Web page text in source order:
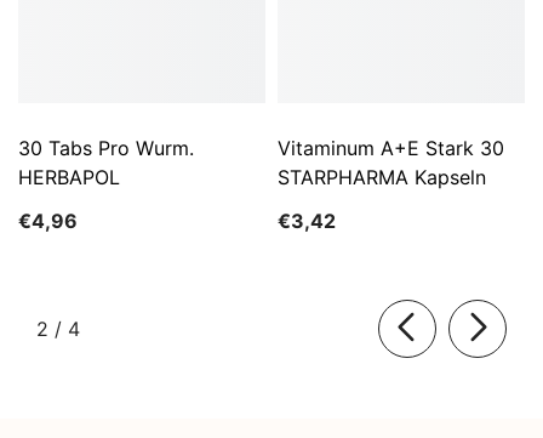
30 Tabs Pro Wurm.
HERBAPOL
€4,96
Vitaminum A+E Stark 30
STARPHARMA Kapseln
€3,42
2 / von
4